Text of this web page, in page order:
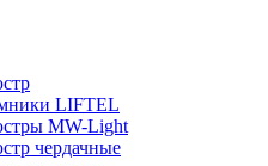
LIFTEL
MW-Light
чердачные